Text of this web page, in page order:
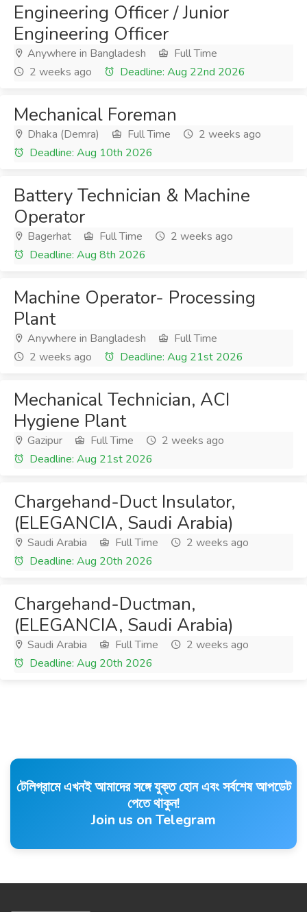
Engineering Officer / Junior
Engineering Officer
Anywhere in Bangladesh
Full Time
2 weeks ago
Deadline: Aug 22nd 2026
Mechanical Foreman
Dhaka (Demra) Full Time
2 weeks ago
Deadline: Aug 10th 2026
Battery Technician & Machine
Operator
Bagerhat Full Time
2 weeks ago
Deadline: Aug 8th 2026
Machine Operator- Processing
Plant
Anywhere in Bangladesh
Full Time
2 weeks ago
Deadline: Aug 21st 2026
Mechanical Technician, ACI
Hygiene Plant
Gazipur Full Time
2 weeks ago
Deadline: Aug 21st 2026
Chargehand-Duct Insulator,
(ELEGANCIA, Saudi Arabia)
Saudi Arabia Full Time
2 weeks ago
Deadline: Aug 20th 2026
Chargehand-Ductman,
(ELEGANCIA, Saudi Arabia)
Saudi Arabia Full Time
2 weeks ago
Deadline: Aug 20th 2026
টেলিগ্রামে এখনই আমাদের সঙ্গে যুক্ত হোন এবং সর্বশেষ আপডেট
পেতে থাকুন!
Join us on Telegram